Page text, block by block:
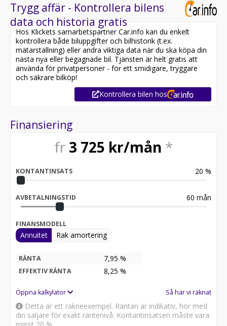
Trygg affär - Kontrollera bilens
data och historia gratis
Hos Klickets samarbetspartner Car.info kan du enkelt
kontrollera både biluppgifter och bilhistorik (t.ex.
mätarställning) eller andra viktiga data när du ska köpa din
nästa nya eller begagnade bil. Tjänsten är helt gratis att
använda för privatpersoner - för ett smidigare, tryggare
och säkrare bilköp!
Kontrollera bilen hos
Finansiering
fr 3 725 kr/mån *
KONTANTINSATS 20 %
AVBETALNINGSTID 60 mån
FINANSMODELL
Annuitet Rak amortering
RÄNTA 7,95 %
EFFEKTIV RÄNTA 8,25 %
Öppna kalkylator Så har vi räknat
Detta är ett räkneexempel. Räntan är indikativ, hör med
din säljare för exakt räntenivå. Kontantinsatsen måste vara
minst 20 %.